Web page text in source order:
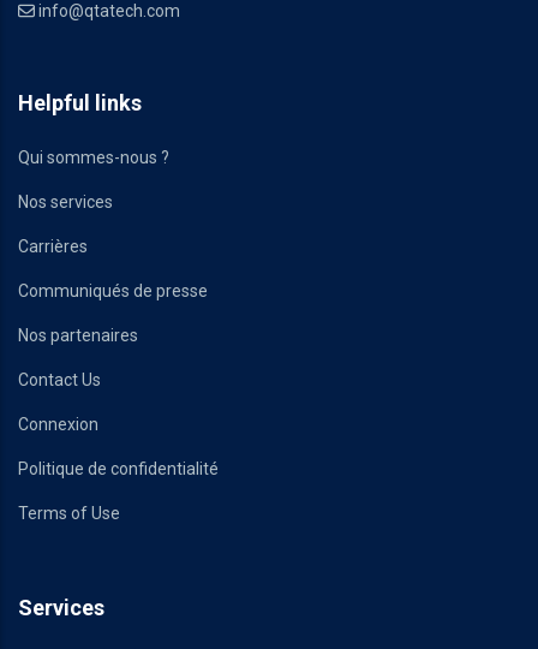
info@qtatech.com
Helpful links
Qui sommes-nous ?
Nos services
Carrières
Communiqués de presse
Nos partenaires
Contact Us
Connexion
Politique de confidentialité
Terms of Use
Services